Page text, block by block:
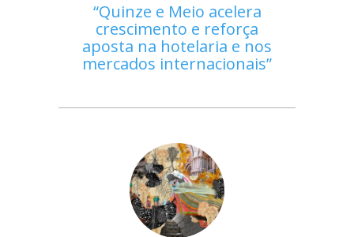
Quinze e Meio acelera
crescimento e reforça
aposta na hotelaria e nos
mercados internacionais